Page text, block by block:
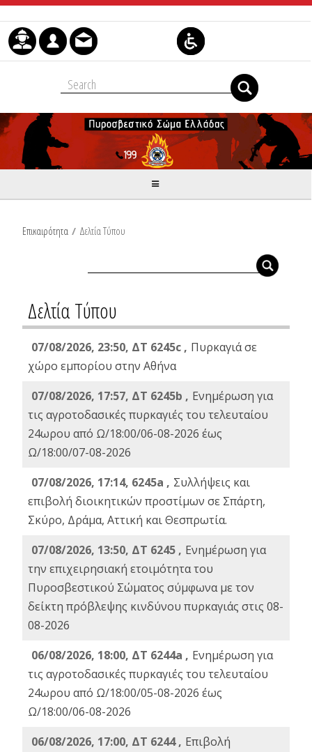
Skip to Content
Επικαιρότητα / Δελτία Τύπου
Δελτία Τύπου
07/08/2026, 23:50, ΔΤ 6245c , Πυρκαγιά σε
χώρο εμπορίου στην Αθήνα
07/08/2026, 17:57, ΔΤ 6245b , Ενημέρωση για
τις αγροτοδασικές πυρκαγιές του τελευταίου
24ωρου από Ω/18:00/06-08-2026 έως
Ω/18:00/07-08-2026
07/08/2026, 17:14, 6245a , Συλλήψεις και
επιβολή διοικητικών προστίμων σε Σπάρτη,
Σκύρο, Δράμα, Αττική και Θεσπρωτία.
07/08/2026, 13:50, ΔΤ 6245 , Ενημέρωση για
την επιχειρησιακή ετοιμότητα του
Πυροσβεστικού Σώματος σύμφωνα με τον
δείκτη πρόβλεψης κινδύνου πυρκαγιάς στις 08-
08-2026
06/08/2026, 18:00, ΔΤ 6244a , Ενημέρωση για
τις αγροτοδασικές πυρκαγιές του τελευταίου
24ωρου από Ω/18:00/05-08-2026 έως
Ω/18:00/06-08-2026
06/08/2026, 17:00, ΔΤ 6244 , Επιβολή